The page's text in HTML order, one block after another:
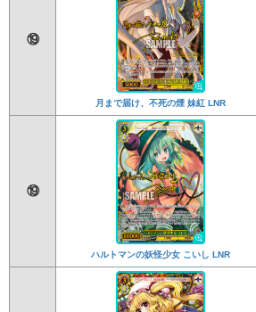
⑲
月まで届け、不死の煙 妹紅 LNR
⑲
ハルトマンの妖怪少女 こいし LNR